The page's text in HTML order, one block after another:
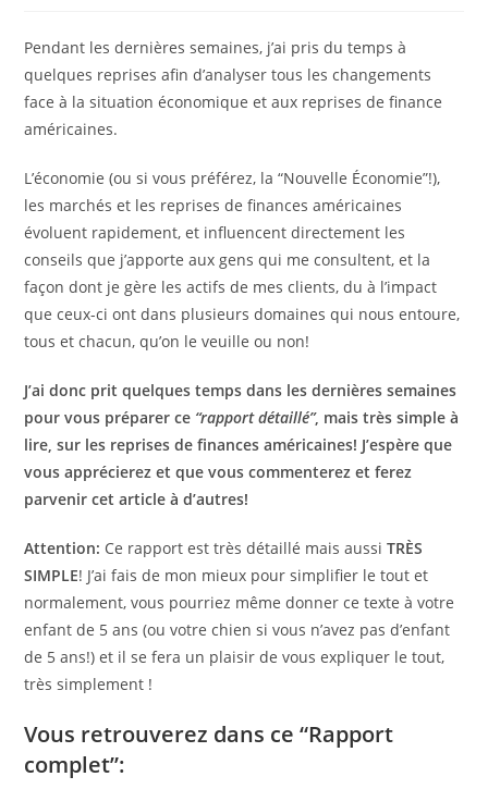
Pendant les dernières semaines, j’ai pris du temps à
quelques reprises afin d’analyser tous les changements
face à la situation économique et aux reprises de finance
américaines.
L’économie (ou si vous préférez, la “Nouvelle Économie”!),
les marchés et les reprises de finances américaines
évoluent rapidement, et influencent directement les
conseils que j’apporte aux gens qui me consultent, et la
façon dont je gère les actifs de mes clients, du à l’impact
que ceux-ci ont dans plusieurs domaines qui nous entoure,
tous et chacun, qu’on le veuille ou non!
J’ai donc prit quelques temps dans les dernières semaines
pour vous préparer ce “rapport détaillé”, mais très simple à
lire, sur les reprises de finances américaines! J’espère que
vous apprécierez et que vous commenterez et ferez
parvenir cet article à d’autres!
Attention: Ce rapport est très détaillé mais aussiTRÈS
SIMPLE! J’ai fais de mon mieux pour simplifier le tout et
normalement, vous pourriez même donner ce texte à votre
enfant de 5 ans (ou votre chien si vous n’avez pas d’enfant
de 5 ans!) et il se fera un plaisir de vous expliquer le tout,
très simplement !
Vous retrouverez dans ce “Rapport
complet”: